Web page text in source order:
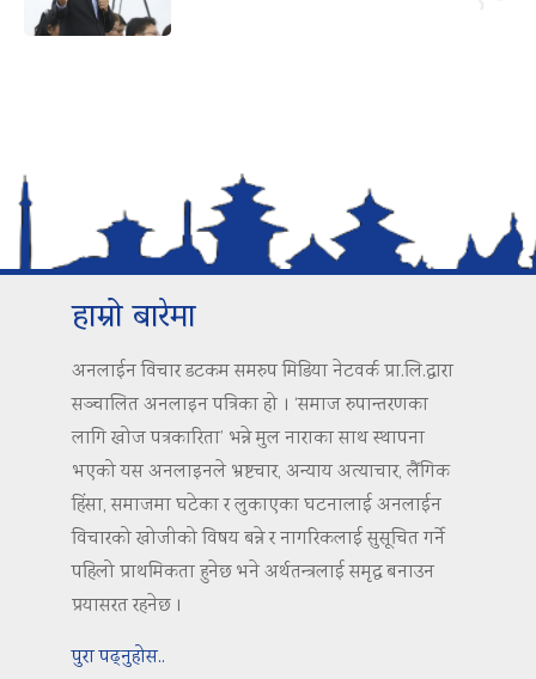
हाम्रो बारेमा
अनलाईन विचार डटकम समरुप मिडिया नेटवर्क प्रा.लि.द्वारा
सञ्चालित अनलाइन पत्रिका हो । ‘समाज रुपान्तरणका
लागि खोज पत्रकारिता’ भन्ने मुल नाराका साथ स्थापना
भएको यस अनलाइनले भ्रष्टचार, अन्याय अत्याचार, लैंगिक
हिंसा, समाजमा घटेका र लुकाएका घटनालाई अनलाईन
विचारको खोजीको विषय बन्ने र नागरिकलाई सुसूचित गर्ने
पहिलो प्राथमिकता हुनेछ भने अर्थतन्त्रलाई समृद्ध बनाउन
प्रयासरत रहनेछ ।
पुरा पढ्नुहोस..